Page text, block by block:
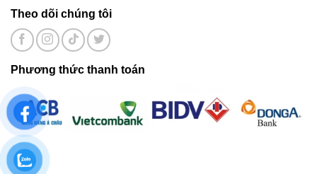
Theo dõi chúng tôi
Phương thức thanh toán